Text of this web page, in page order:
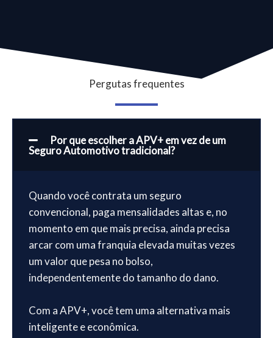
Pergutas frequentes
Por que escolher a APV+ em vez de um
Seguro Automotivo tradicional?
Quando você contrata um seguro
convencional, paga mensalidades altas e, no
momento em que mais precisa, ainda precisa
arcar com uma franquia elevada muitas vezes
um valor que pesa no bolso,
independentemente do tamanho do dano.
Com a APV+, você tem uma alternativa mais
inteligente e econômica.